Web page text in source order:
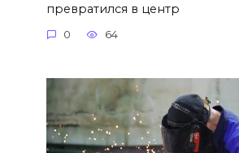
превратился в центр
0 64